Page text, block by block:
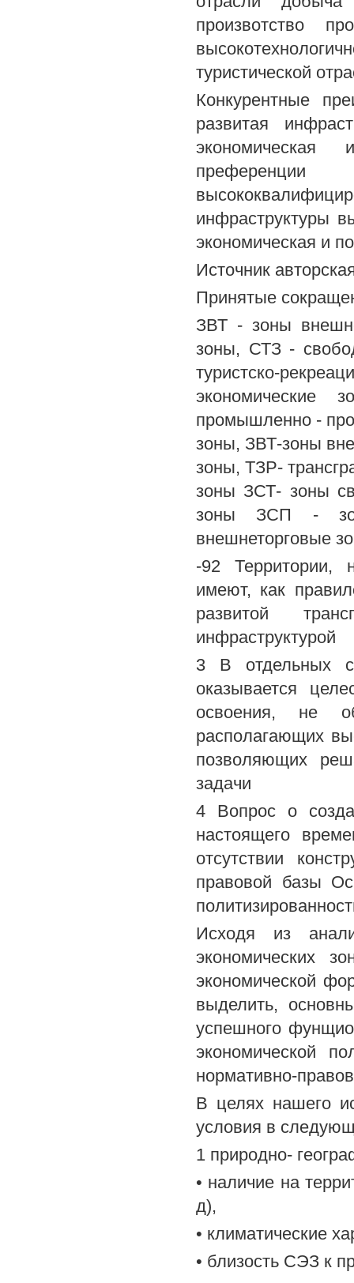
произвотство
туристической
Конкурентные
развитая
экономическая
инфраструктуры
экономическая и
Источник
Принятые
ЗВТ - зоны
зоны, СТЗ -
туристско-
экономические
промышленно -
зоны, ЗВТ-зоны
зоны, ТЗР-
зоны ЗСТ- зоны
зоны ЗСП -
внешнеторговые
-92 Территории,
имеют, как
развитой
инфраструктурой
3 В отдельных
оказывается
освоения, не
располагающих
позволяющих
задачи
4 Вопрос о
настоящего
отсутствии
правовой базы
Исходя из
экономических
экономической
выделить,
успешного
экономической
нормативно-
В целях нашего
условия в
1 природно-
• наличие на
д),
• климатические
• близость СЭЗ к